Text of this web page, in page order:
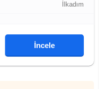
İlkadım
İncele